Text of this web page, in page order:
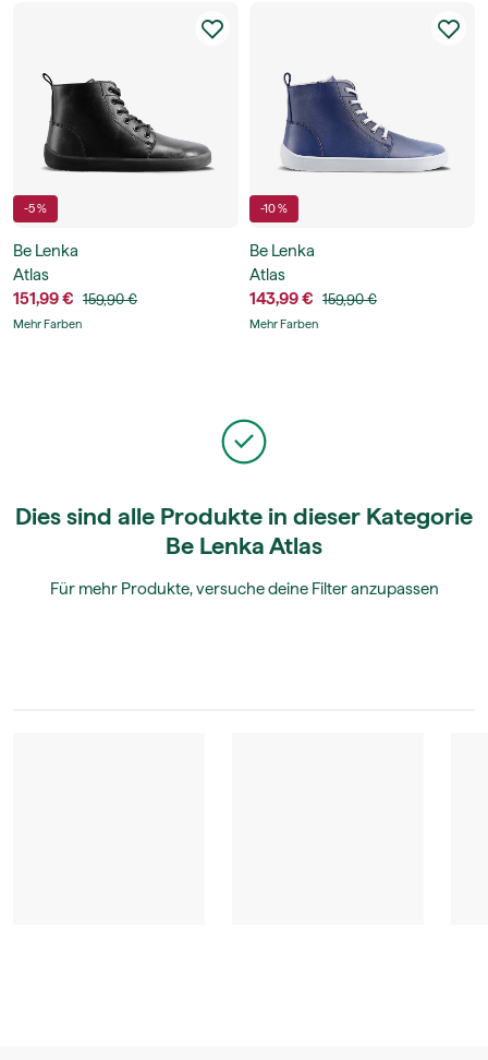
-5 %
Be Lenka
Atlas
151,99 € 159,90 €
Mehr Farben
-10 %
Be Lenka
Atlas
143,99 € 159,90 €
Mehr Farben
Dies sind alle Produkte in dieser Kategorie
Be Lenka Atlas
Für mehr Produkte, versuche deine Filter anzupassen